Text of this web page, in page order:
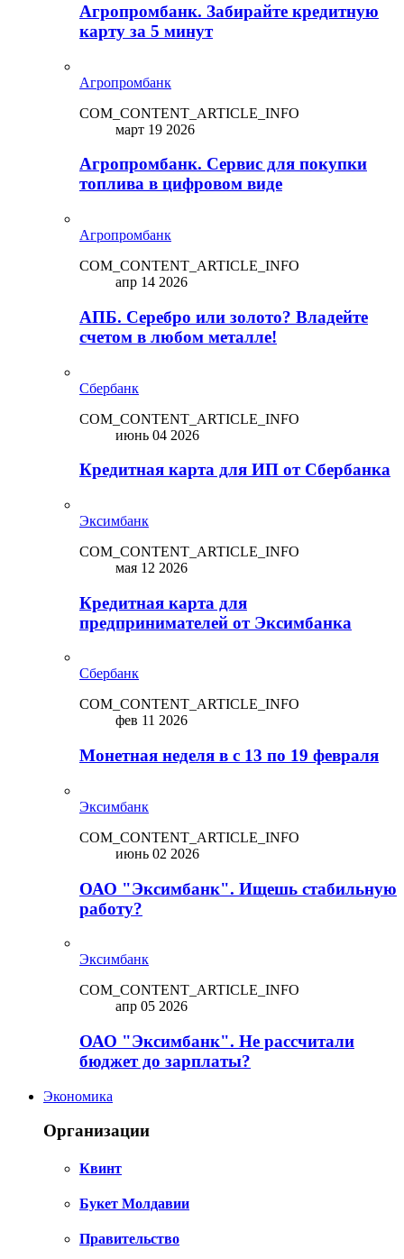
Агропромбанк. Забирайте кредитную
карту за 5 минут
Агропромбанк
COM_CONTENT_ARTICLE_INFO
март 19 2026
Агропромбанк. Сервис для покупки
топлива в цифровом виде
Агропромбанк
COM_CONTENT_ARTICLE_INFO
апр 14 2026
АПБ. Серебро или золото? Владейте
счетом в любом металле!
Сбербанк
COM_CONTENT_ARTICLE_INFO
июнь 04 2026
Кредитная карта для ИП от Сбербанка
Эксимбанк
COM_CONTENT_ARTICLE_INFO
мая 12 2026
Кредитная карта для
предпринимателей от Эксимбанка
Сбербанк
COM_CONTENT_ARTICLE_INFO
фев 11 2026
Монетная неделя в с 13 по 19 февраля
Эксимбанк
COM_CONTENT_ARTICLE_INFO
июнь 02 2026
ОАО "Эксимбанк". Ищешь стабильную
работу?
Эксимбанк
COM_CONTENT_ARTICLE_INFO
апр 05 2026
ОАО "Эксимбанк". Не рассчитали
бюджет до зарплаты?
Экономика
Организации
Квинт
Букет Молдавии
Правительство